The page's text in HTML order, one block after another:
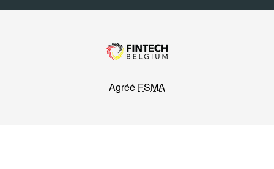
Agréé FSMA